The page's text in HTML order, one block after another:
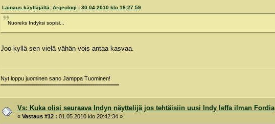
Lainaus käyttäjältä: Argeologi - 30.04.2010 klo 18:27:59
Nuoreks Indyksi sopisi...
Joo kyllä sen vielä vähän vois antaa kasvaa.
Nyt loppu juominen sano Jamppa Tuominen!
""""""""""""""""""""""""""""""""""""""""""""""""""""""""""
Vs: Kuka olisi seuraava Indyn näyttelijä jos tehtäisiin uusi Indy leffa ilman Fordia
« Vastaus #12 : 01.05.2010 klo 20:42:34 »